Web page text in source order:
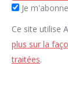
Je
Ce site utilise
plus sur la
traitées.